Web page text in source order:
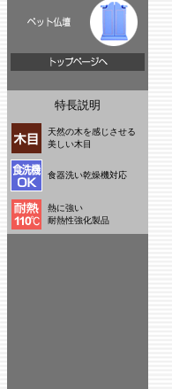
特長説明
天然の木を感じさせる
美しい木目
食器洗い乾燥機対応
熱に強い
耐熱性強化製品